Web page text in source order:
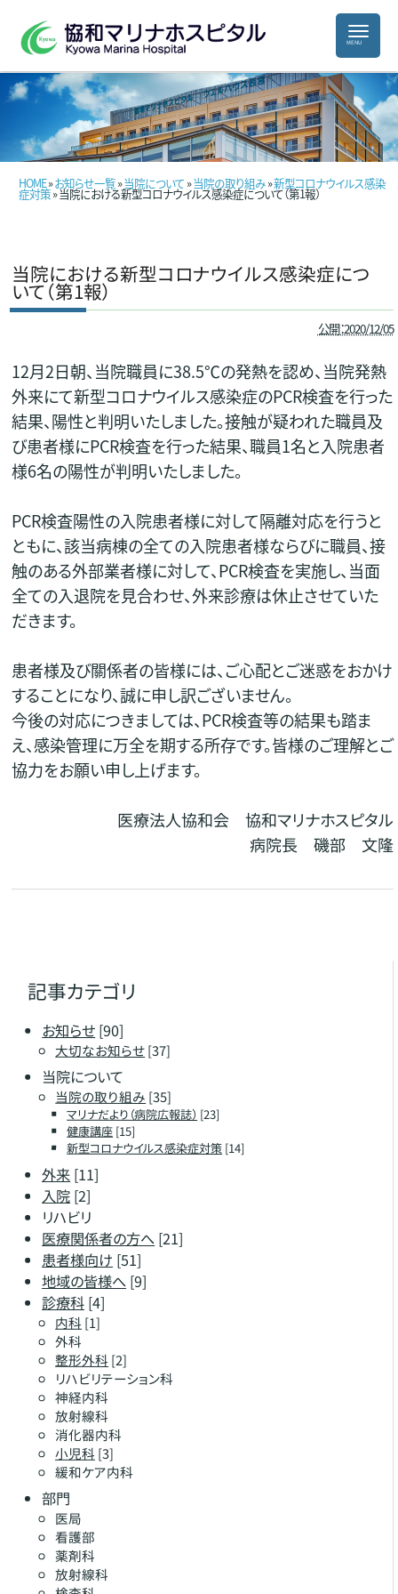
HOME»お知らせ一覧»当院について »当院の取り組み»新型コロナウイルス感染
症対策» 当院における新型コロナウイルス感染症について（第1報）
当院における新型コロナウイルス感染症につ
いて（第1報）
公開：2020/12/05
12月2日朝、当院職員に38.5℃の発熱を認め、当院発熱
外来にて新型コロナウイルス感染症のPCR検査を行った
結果、陽性と判明いたしました。接触が疑われた職員及
び患者様にPCR検査を行った結果、職員1名と入院患者
様6名の陽性が判明いたしました。
PCR検査陽性の入院患者様に対して隔離対応を行うと
ともに、該当病棟の全ての入院患者様ならびに職員、接
触のある外部業者様に対して、PCR検査を実施し、当面
全ての入退院を見合わせ、外来診療は休止させていた
だきます。
患者様及び關係者の皆様には、ご心配とご迷惑をおかけ
することになり、誠に申し訳ございません。
今後の対応につきましては、PCR検査等の結果も踏ま
え、感染管理に万全を期する所存です。皆様のご理解とご
協力をお願い申し上げます。
医療法人協和会 協和マリナホスピタル
病院長 磯部 文隆
記事カテゴリ
お知らせ [90]
大切なお知らせ[37]
当院について
当院の取り組み [35]
マリナだより（病院広報誌） [23]
健康講座[15]
新型コロナウイルス感染症対策[14]
外来[11]
入院[2]
リハビリ
医療関係者の方へ[21]
患者様向け [51]
地域の皆様へ[9]
診療科[4]
内科 [1]
外科
整形外科 [2]
リハビリテーション科
神経内科
放射線科
消化器内科
小児科 [3]
緩和ケア内科
部門
医局
看護部
薬剤科
放射線科